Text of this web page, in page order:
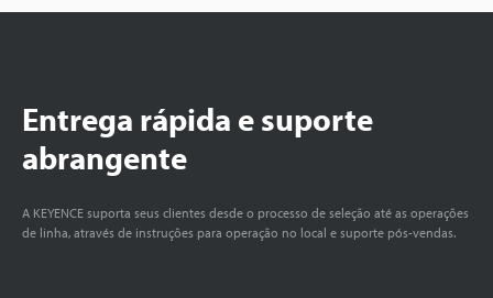
Entrega rápida e suporte
abrangente
A KEYENCE suporta seus clientes desde o processo de seleção até as operações
de linha, através de instruções para operação no local e suporte pós-vendas.